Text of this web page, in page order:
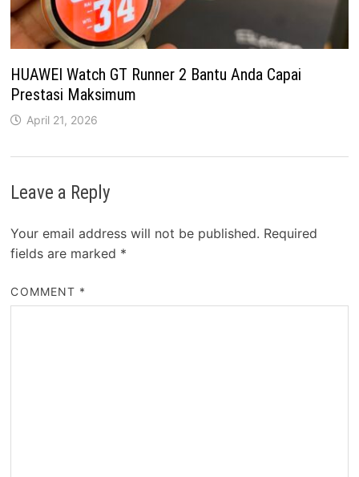
HUAWEI Watch GT Runner 2 Bantu Anda Capai
Prestasi Maksimum
April 21, 2026
Leave a Reply
Your email address will not be published. Required
fields are marked *
COMMENT *